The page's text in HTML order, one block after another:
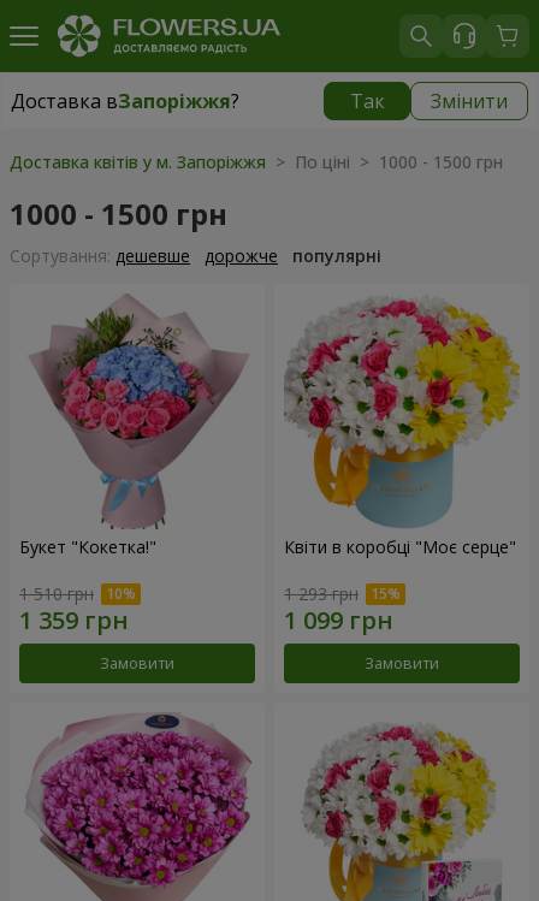
Доставка вЗапоріжжя? Так Змінити
Доставка вЗапоріжжя|
Доставка квітів у м. Запоріжжя > По ціні > 1000 - 1500 грн
1000 - 1500 грн
Сортування: дешевше дорожче популярні
Букет "Кокетка!"
1 510 грн
Замовити
Квіти в коробці "Моє серце"
1 293 грн
Замовити